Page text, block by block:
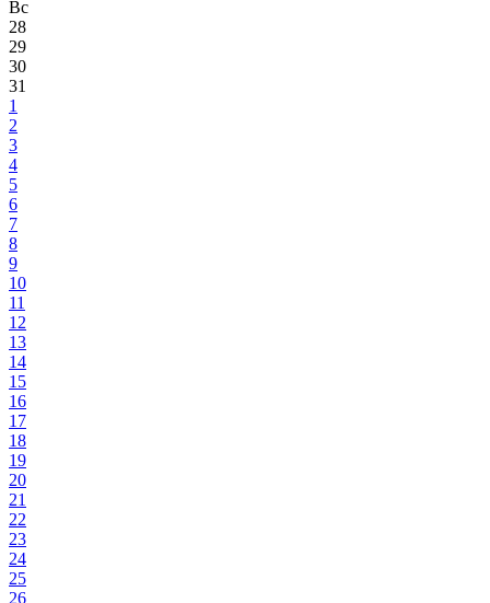
Вс
28
29
30
31
1
2
3
4
5
6
7
8
9
10
11
12
13
14
15
16
17
18
19
20
21
22
23
24
25
26